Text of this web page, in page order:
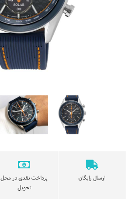
ارسال رایگان
پرداخت نقدی در محل
تحویل